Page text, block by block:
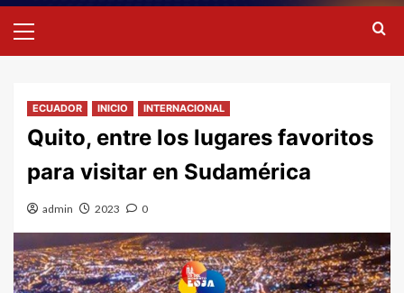
primario
ECUADOR INICIO INTERNACIONAL
Quito, entre los lugares favoritos
para visitar en Sudamérica
admin 2023 0